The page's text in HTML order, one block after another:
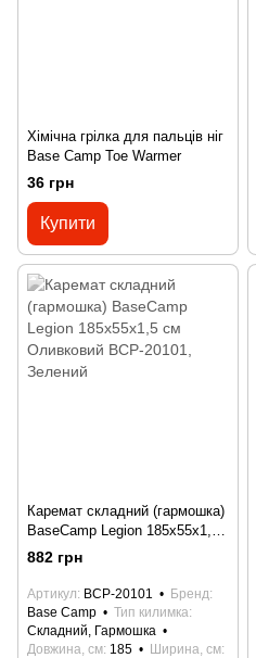
Хімічна грілка для пальців ніг
Base Camp Toe Warmer
36 грн
Купити
Каремат складний (гармошка)
BaseCamp Legion 185x55x1,5
см Оливковий BCP-20101
882 грн
Артикул BCP-20101
Бренд
Base Camp
Тип килимка
Складний, Гармошка
Довжина, см 185
Ширина, см